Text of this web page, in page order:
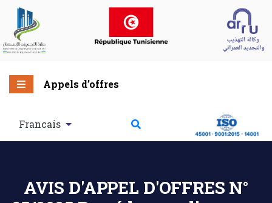
Appels d’offres
Francais
AVIS D'APPEL D'OFFRES N°